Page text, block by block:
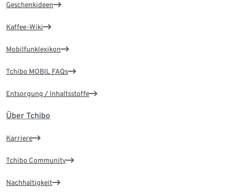
Geschenkideen
Kaffee-Wiki
Mobilfunklexikon
Tchibo MOBIL FAQs
Entsorgung / Inhaltsstoffe
Über Tchibo
Karriere
Tchibo Community
Nachhaltigkeit